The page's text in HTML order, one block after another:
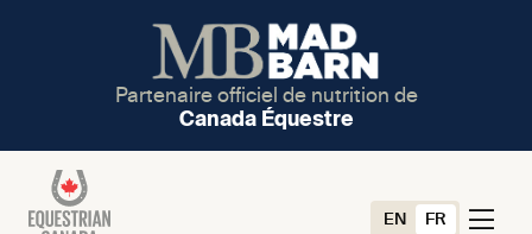
Partenaire officiel de nutrition de
Canada Équestre
EN FR